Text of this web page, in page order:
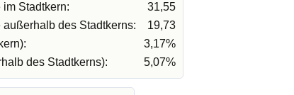
Stadtkern:
31,55
des Stadtkerns:
19,73
3,17%
des Stadtkerns):
5,07%